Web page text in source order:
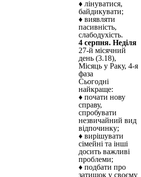
♦ лінуватися,
байдикувати;
♦ виявляти
пасивність,
слабодухість.
4 серпня. Неділя
27-й місячний
день (3.18),
Місяць у Раку, 4-я
фаза
Сьогодні
найкраще:
♦ почати нову
справу,
спробувати
незвичайний вид
відпочинку;
♦ вирішувати
сімейні та інші
досить важливі
проблеми;
♦ подбати про
затишок у своєму